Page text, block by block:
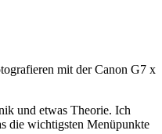
mit der Canon G7 x
und etwas Theorie. Ich
die wichtigsten Menüpunkte